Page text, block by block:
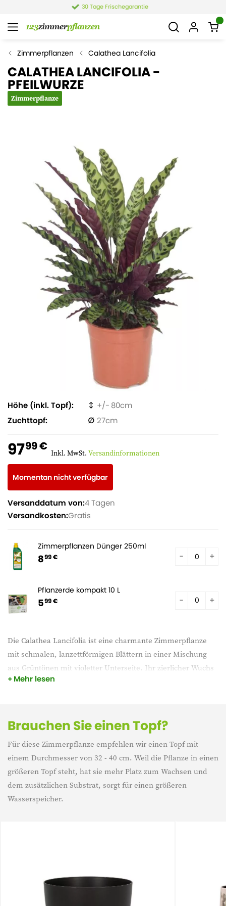
4,4 von 6.021 Bewertungen
Zimmerpflanzen Calathea Lancifolia
CALATHEA LANCIFOLIA -
PFEILWURZE
Zimmerpflanze
Die Calathea Lancifolia ist eine charmante Zimmerpflanze
mit schmalen, lanzettförmigen Blättern in einer Mischung
aus Grüntönen mit violetter Unterseite. Ihr zierlicher Wuchs
und ihre lebhaften Farben machen sie zur idealen Wahl für
Mehr lesen
Höhe (inkl. Topf)
80
Zuchttopf
27
9799 € Inkl. MwSt. Versandinformationen
Momentan nicht verfügbar
Versanddatum von:4 Tagen
Versandkosten:Gratis
Zimmerpflanzen Dünger 250ml
899 €
Pflanzerde kompakt 10 L
599 €
Brauchen Sie einen Topf?
Für diese Zimmerpflanze empfehlen wir einen Topf mit
einem Durchmesser von 32 - 40 cm. Weil die Pflanze in einen
größeren Topf steht, hat sie mehr Platz zum Wachsen und
dem zusätzlichen Substrat, sorgt für einen größeren
Wasserspeicher.